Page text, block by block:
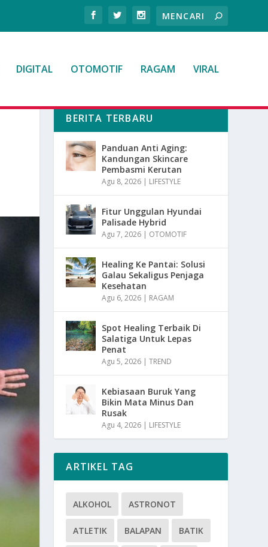
DIGITAL OTOMOTIF RAGAM VIRAL
BERITA TERBARU
Panduan Anti Aging:
Kandungan Skincare
Pembasmi Kerutan
Agu 8, 2026 | LIFESTYLE
Fitur Unggulan Hyundai
Palisade Hybrid
Agu 7, 2026 | OTOMOTIF
Healing Ke Pantai: Solusi
Galau Sekaligus Penjaga
Kesehatan
Agu 6, 2026 | RAGAM
Spot Healing Terbaik Di
Salatiga Untuk Lepas
Penat
Agu 5, 2026 |TREND
Kebiasaan Buruk Yang
Bikin Mata Minus Dan
Rusak
Agu 4, 2026 | LIFESTYLE
ARTIKEL TAG
ALKOHOL ASTRONOT
ATLETIK BALAPAN BATIK